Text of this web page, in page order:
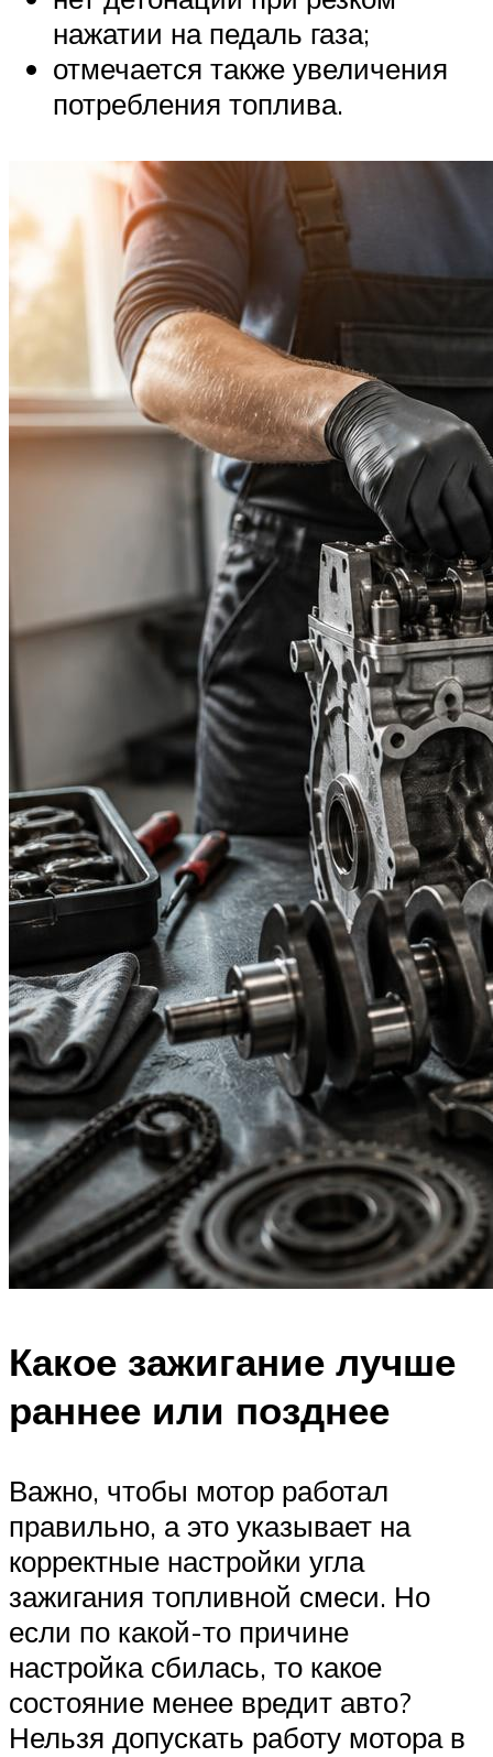
нажатии на педаль газа;
отмечается также увеличения
потребления топлива.
Какое зажигание лучше
раннее или позднее
Важно, чтобы мотор работал
правильно, а это указывает на
корректные настройки угла
зажигания топливной смеси. Но
если по какой-то причине
настройка сбилась, то какое
состояние менее вредит авто?
Нельзя допускать работу мотора в